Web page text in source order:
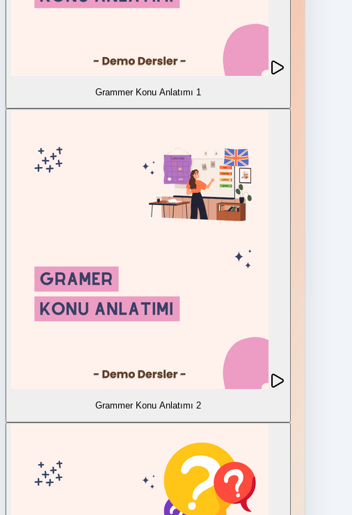
Grammer Konu Anlatımı 1
Grammer Konu Anlatımı 2